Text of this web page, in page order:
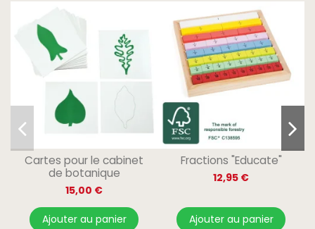
Cartes pour le cabinet
de botanique
15,00 €
Ajouter au panier
Fractions "Educate"
12,95 €
Ajouter au panier